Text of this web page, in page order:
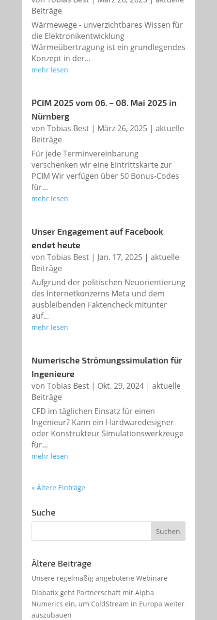
Beiträge
Wärmewege - unverzichtbares Wissen für
die Elektronikentwicklung
Wärmeübertragung ist ein grundlegendes
Konzept in der...
mehr lesen
PCIM 2025 vom 06. – 08. Mai 2025 in
Nürnberg
von Tobias Best| März 26, 2025| aktuelle
Beiträge
Für jede Terminvereinbarung
verschenken wir eine Eintrittskarte zur
PCIM Wir verfügen über 50 Bonus-Codes
für...
mehr lesen
Unser Engagement auf Facebook
endet heute
von Tobias Best| Jan. 17, 2025| aktuelle
Beiträge
Aufgrund der politischen Neuorientierung
des Internetkonzerns Meta und dem
ausbleibenden Faktencheck mitunter
auf...
mehr lesen
Numerische Strömungssimulation für
Ingenieure
von Tobias Best| Okt. 29, 2024| aktuelle
Beiträge
CFD im täglichen Einsatz für einen
Ingenieur? Kann ein Hardwaredesigner
oder Konstrukteur Simulationswerkzeuge
für...
mehr lesen
« Ältere Einträge
Suche
Ältere Beiträge
Unsere regelmäßig angebotene Webinare
Diabatix geht Partnerschaft mit Alpha
Numerics ein, um ColdStream in Europa weiter
auszubauen